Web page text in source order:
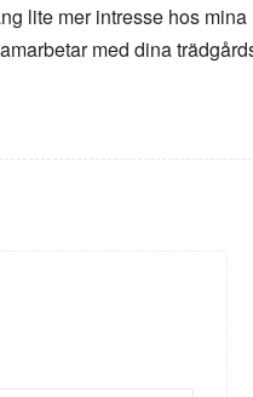
lite mer intresse hos mina
med dina